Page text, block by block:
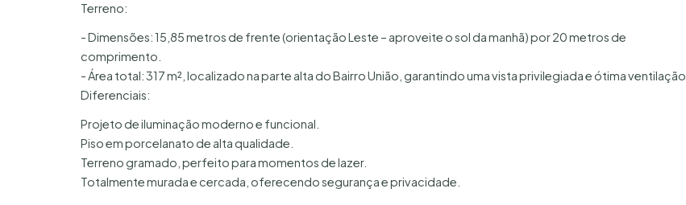
Terreno:
- Dimensões: 15,85 metros de frente (orientação Leste – aproveite o sol da manhã) por 20 metros de
comprimento.
- Área total: 317 m², localizado na parte alta do Bairro União, garantindo uma vista privilegiada e ótima ventilação.
Diferenciais:
Projeto de iluminação moderno e funcional.
Piso em porcelanato de alta qualidade.
Terreno gramado, perfeito para momentos de lazer.
Totalmente murada e cercada, oferecendo segurança e privacidade.